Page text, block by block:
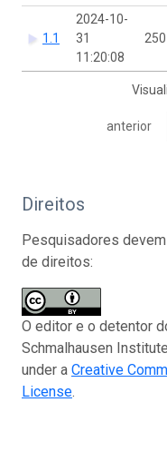
1.1
2024-10-
31
11:20:08
250
anterior
Direitos
Pesquisadores
de direitos:
O editor e o detentor
Schmalhausen
under a Creative
License.